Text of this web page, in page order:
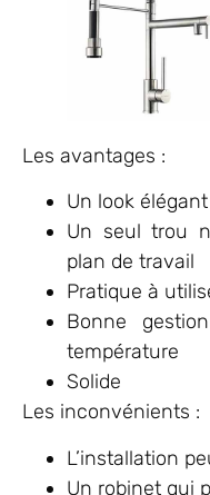
Les avantages :
Un look
Un seul trou
plan de travail
Pratique à
Bonne
température
Solide
Les inconvénients :
L’installation
Un robinet qui